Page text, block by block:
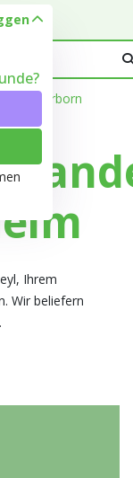
Paderborn
Ihrem
Wir beliefern